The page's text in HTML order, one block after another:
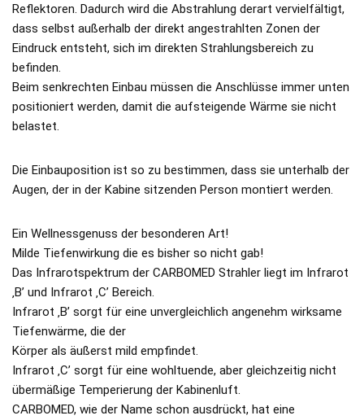
Reflektoren. Dadurch wird die Abstrahlung derart vervielfältigt,
dass selbst außerhalb der direkt angestrahlten Zonen der
Eindruck entsteht, sich im direkten Strahlungsbereich zu
befinden.
Beim senkrechten Einbau müssen die Anschlüsse immer unten
positioniert werden, damit die aufsteigende Wärme sie nicht
belastet.
Die Einbauposition ist so zu bestimmen, dass sie unterhalb der
Augen, der in der Kabine sitzenden Person montiert werden.
Ein Wellnessgenuss der besonderen Art!
Milde Tiefenwirkung die es bisher so nicht gab!
Das Infrarotspektrum der CARBOMED Strahler liegt im Infrarot
‚B’ und Infrarot ‚C’ Bereich.
Infrarot ‚B’ sorgt für eine unvergleichlich angenehm wirksame
Tiefenwärme, die der
Körper als äußerst mild empfindet.
Infrarot ‚C’ sorgt für eine wohltuende, aber gleichzeitig nicht
übermäßige Temperierung der Kabinenluft.
CARBOMED, wie der Name schon ausdrückt, hat eine